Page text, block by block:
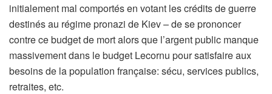
initialement mal comportés en votant les crédits de guerre
destinés au régime pronazi de Kiev – de se prononcer
contre ce budget de mort alors que l’argent public manque
massivement dans le budget Lecornu pour satisfaire aux
besoins de la population française: sécu, services publics,
retraites, etc.